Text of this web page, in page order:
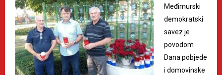
Međimurski
demokratski
savez je
povodom
Dana pobjede
i domovinske